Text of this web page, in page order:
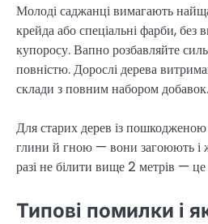
Молоді саджанці вимагають
крейда або спеціальні фарби, без
купоросу. Вапно розбавляйте
повністю. Дорослі дерева
склади з повним набором добавок.
Для старих дерев із
глини й гною — вони загоюють і
разі не білити вище 2 метрів —
Типові помилки і